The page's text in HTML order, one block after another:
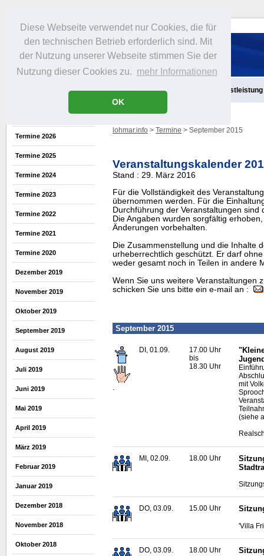
Diese Webseite verwendet nur Cookies, die für
den technischen Betrieb erforderlich sind. Mit
der Nutzung unserer Webseite stimmen Sie der
Nutzung dieser Cookies zu. mehr Informationen
OK
Infos Freizeit Gastronomie Dienstleistung
Termine 2026
Termine 2025
Termine 2024
Termine 2023
Termine 2022
Termine 2021
Termine 2020
Dezember 2019
November 2019
Oktober 2019
September 2019
August 2019
Juli 2019
Juni 2019
Mai 2019
April 2019
März 2019
Februar 2019
Januar 2019
Dezember 2018
November 2018
Oktober 2018
lohmar.info > Termine > September 2015
Veranstaltungskalender
Stand : 29. März 2016
Für die Vollständigkeit des
übernommen werden. Für die
Durchführung der Veranstaltungen sind
Die Angaben wurden sorgfältig
Änderungen vorbehalten.
Die Zusammenstellung und die Inhalte
urheberrechtlich geschützt. Er darf
weder gesamt noch in Teilen in andere
Wenn Sie uns weitere Veranstaltungen
schicken Sie uns bitte ein e-mail an :
September 2015
DI, 01.09.
17.00 Uhr
bis
18.30 Uhr
mit
(siehe
MI, 02.09. 18.00 Uhr
DO, 03.09. 15.00 Uhr
'Villa
DO, 03.09. 18.00 Uhr